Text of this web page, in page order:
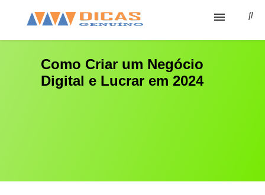
Cursos
Como Criar um Negócio
Digital e Lucrar em 2024